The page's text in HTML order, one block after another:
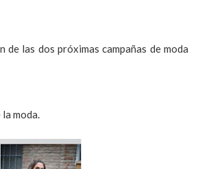
las dos próximas campañas de moda
moda.